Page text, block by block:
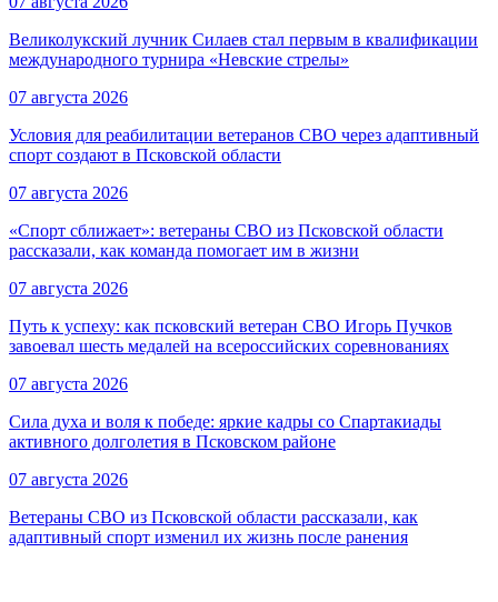
Великолукский лучник Силаев стал первым в квалификации
международного турнира «Невские стрелы»
07 августа 2026
Условия для реабилитации ветеранов СВО через адаптивный
спорт создают в Псковской области
07 августа 2026
«Спорт сближает»: ветераны СВО из Псковской области
рассказали, как команда помогает им в жизни
07 августа 2026
Путь к успеху: как псковский ветеран СВО Игорь Пучков
завоевал шесть медалей на всероссийских соревнованиях
07 августа 2026
Сила духа и воля к победе: яркие кадры со Спартакиады
активного долголетия в Псковском районе
07 августа 2026
Ветераны СВО из Псковской области рассказали, как
адаптивный спорт изменил их жизнь после ранения